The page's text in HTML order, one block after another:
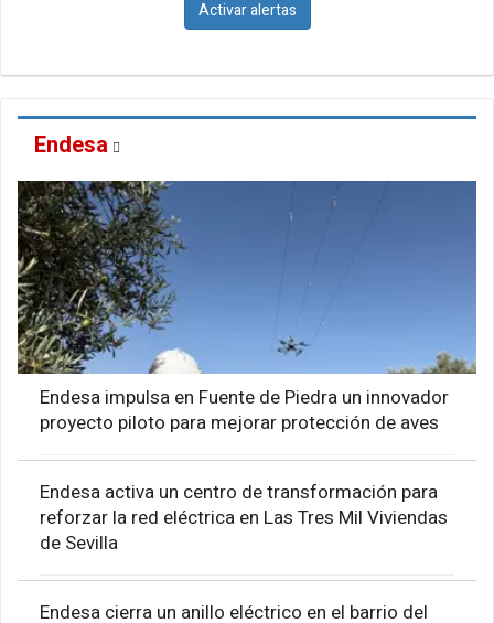
Activar alertas
Endesa
Endesa impulsa en Fuente de Piedra un innovador
proyecto piloto para mejorar protección de aves
Endesa activa un centro de transformación para
reforzar la red eléctrica en Las Tres Mil Viviendas
de Sevilla
Endesa cierra un anillo eléctrico en el barrio del